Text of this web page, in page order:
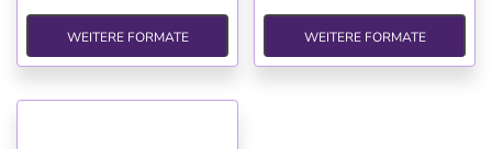
WEITERE FORMATE WEITERE FORMATE